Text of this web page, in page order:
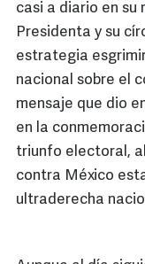
casi a diario en su
Presidenta y su
estrategia
nacional sobre el
mensaje que dio
en la
triunfo electoral,
contra México
ultraderecha